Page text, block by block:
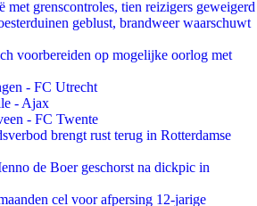
met grenscontroles, tien reizigers geweigerd
geblust, brandweer waarschuwt
voorbereiden op mogelijke oorlog met
- FC Utrecht
- Ajax
- FC Twente
brengt rust terug in Rotterdamse
de Boer geschorst na dickpic in
cel voor afpersing 12-jarige